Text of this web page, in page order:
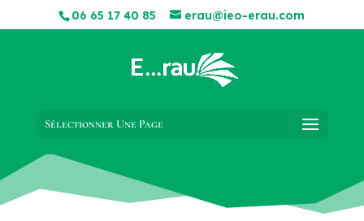
06 65 17 40 85 erau@ieo-erau.com
Sélectionner Une Page